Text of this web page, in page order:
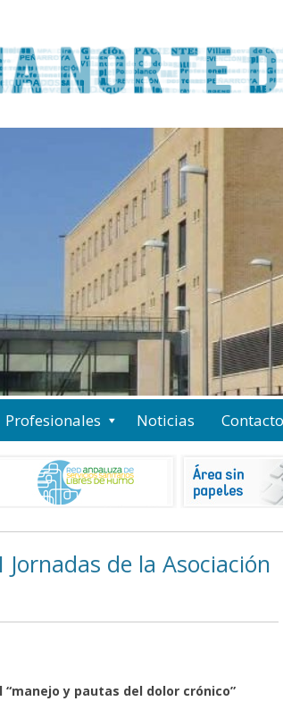
Profesionales Noticias Contacto
de la Asociación
y pautas del dolor crónico”